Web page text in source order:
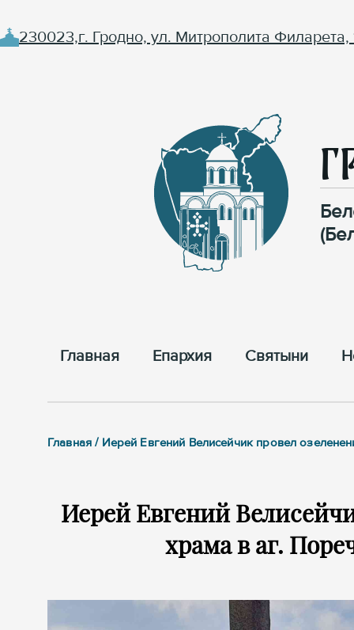
230023,г. Гродно, ул. Митрополита Филарета,
Главная Епархия Cвятыни
Главная / Иерей Евгений Велисейчик провел
Иерей Евгений
храма в аг.